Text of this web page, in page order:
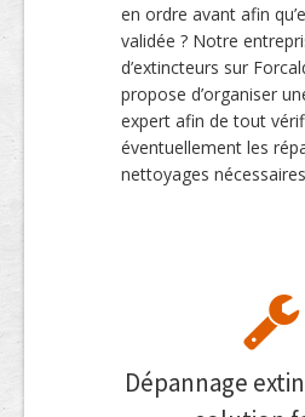
en ordre avant afin
validée ? Notre
d’extincteurs sur
propose d’organiser
expert afin de tout
éventuellement les
nettoyages
Dépannage